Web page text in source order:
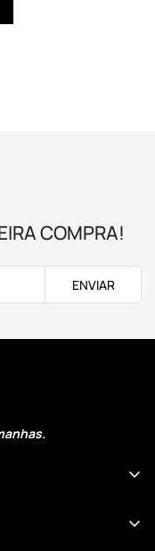
COMPRA!
ENVIAR